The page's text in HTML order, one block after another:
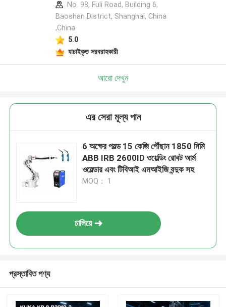
No. 98, Fuli Road, Building 6,
Baoshan District, Shanghai, China
,China
5.0
যাচাইকৃত সরবরাহকারী
আরো দেখুন
এর সেরা মূল্য পান
6 অক্ষের পয়ল্ড 15 কেজি পৌঁছান 1850 মিমি
ABB IRB 2600ID ওয়েল্ডিং রোবট আর্ম
ওয়েল্ডার এবং টিবিআই এমআইজি বন্দুক সহ
MOQ： 1
চালিয়ে
প্রস্তাবিত পণ্য